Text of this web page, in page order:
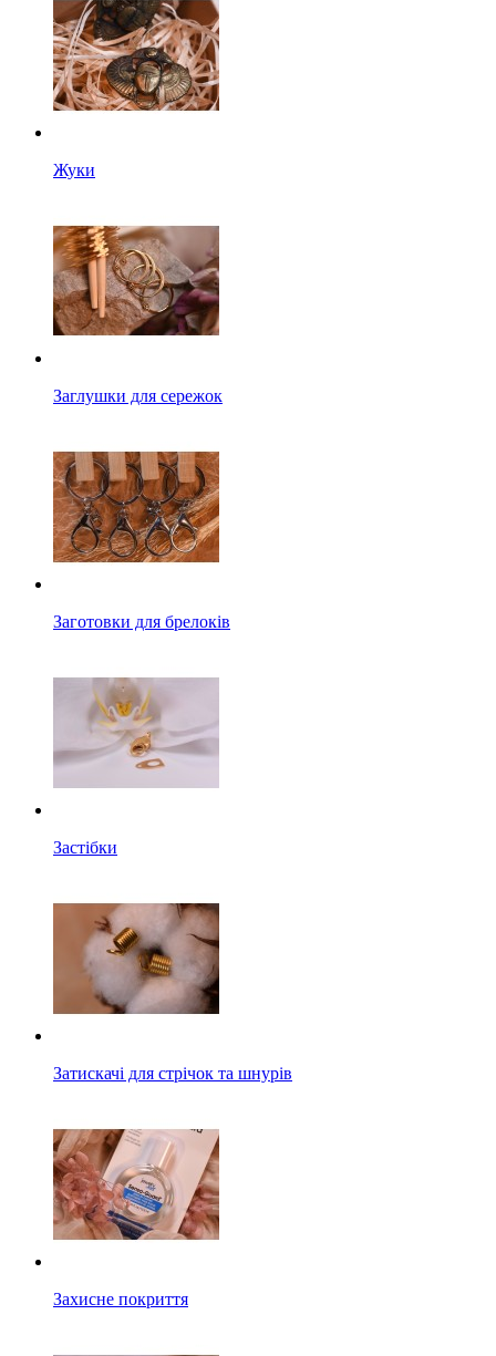
Жуки
Заглушки для сережок
Заготовки для брелоків
Застібки
Затискачі для стрічок та шнурів
Захисне покриття